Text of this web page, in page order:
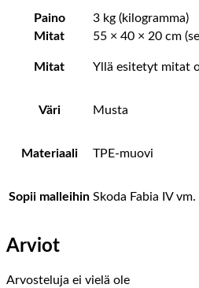
Paino
3 kg (kilogramma)
Mitat
55 × 40 × 20 cm
Mitat Yllä esitetyt mitat
Väri Musta
Materiaali TPE-muovi
Sopii malleihin Skoda Fabia IV
Arviot
Arvosteluja ei vielä ole